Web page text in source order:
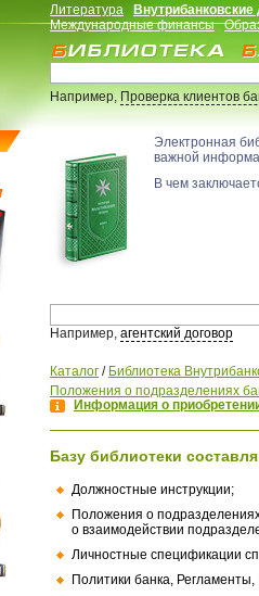
Литература
Международные финансы
Например,Проверка клиентов
Электронная
важной
В чем
Например, агентский договор
Каталог / Библиотека
Положения о подразделениях
Информация о
Базу библиотеки
Должностные инструкции;
Положения о
о взаимодействии
Личностные спецификации
Политики банка,